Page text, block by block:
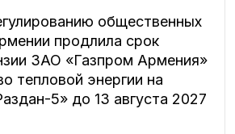
общественных
продлила срок
ЗАО «Газпром Армения»
тепловой энергии на
5» до 13 августа 2027